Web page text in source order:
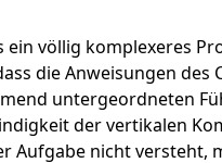
völlig komplexeres
die Anweisungen des
untergeordneten
der vertikalen
Aufgabe nicht versteht,